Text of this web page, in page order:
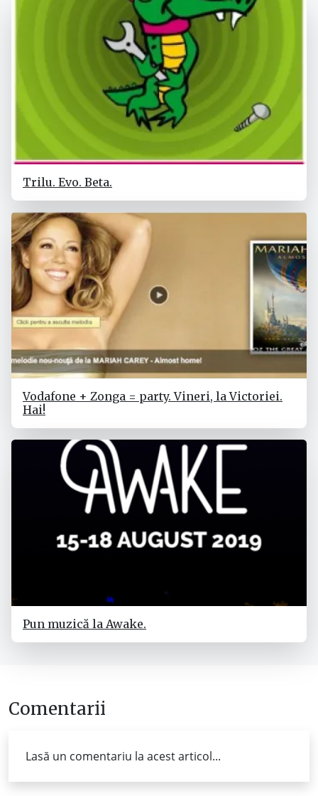
Trilu. Evo. Beta.
Vodafone + Zonga = party. Vineri, la Victoriei.
Hai!
Pun muzică la Awake.
Comentarii
Lasă un comentariu la acest articol...